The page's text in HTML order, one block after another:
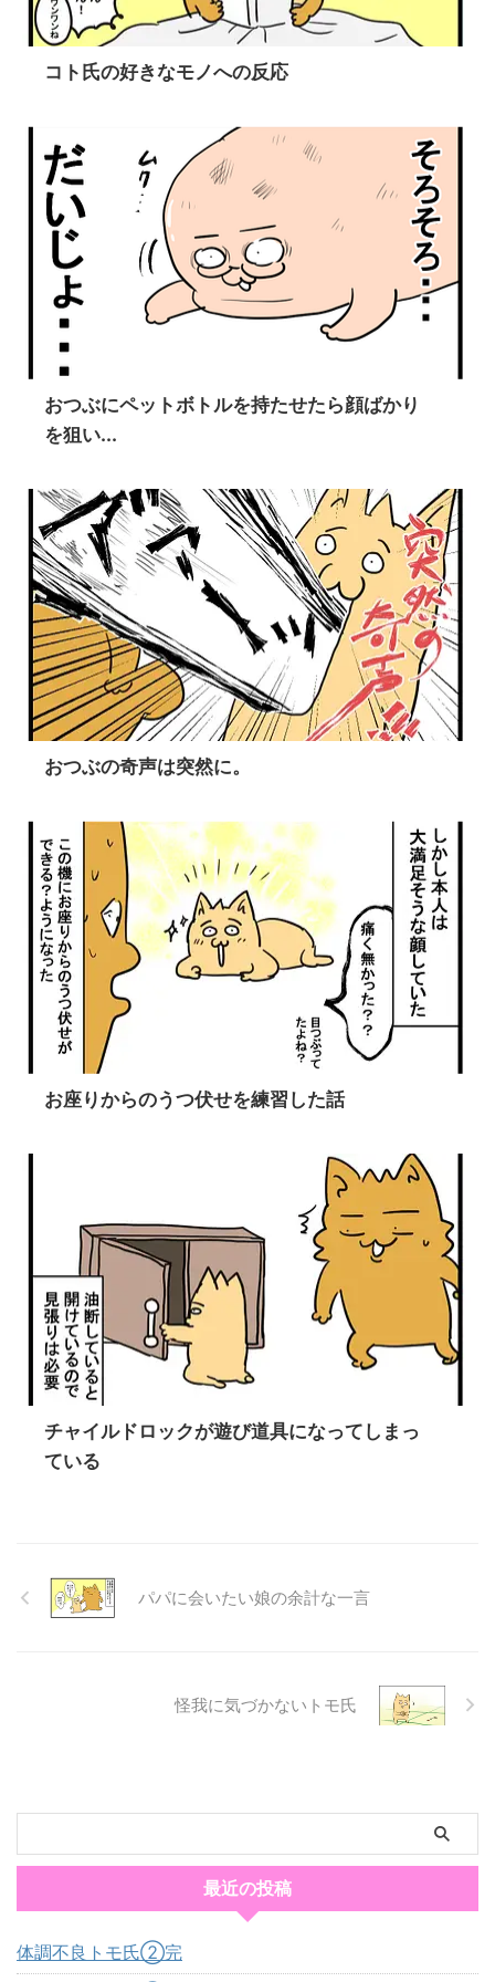
コト氏の好きなモノへの反応
おつぶにペットボトルを持たせたら顔ばかり
を狙い...
おつぶの奇声は突然に。
お座りからのうつ伏せを練習した話
チャイルドロックが遊び道具になってしまっ
ている
パパに会いたい娘の余計な一言
怪我に気づかないトモ氏
最近の投稿
体調不良トモ氏②完